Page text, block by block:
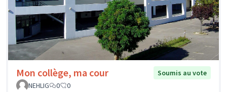
Mon collège, ma cour
Soumis au vote
NEHLIG
0 0